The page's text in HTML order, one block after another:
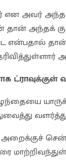
என அவர்
தான் அந்தக்
தான்
ட்ராவுக்குள்